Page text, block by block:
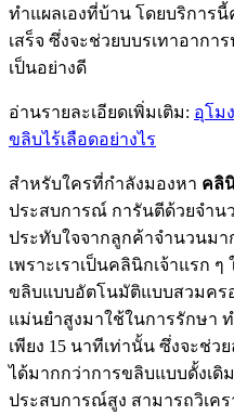
ทำแผลเองที่บ้าน โดยบริการ
เสร็จ ซึ่งจะช่วยบบรเทาอาก
เป็นอย่างดี
อ่านรายละเอียดเพิ่มเติม: อุโม
ขลิบไร้เลือดอย่างไร
สำหรับใครที่กำลังมองหา คลิ
ประสบการณ์ การันตีด้วยจำน
ประทับใจจากลูกค้าจำนวนมา
เพราะเราเป็นคลินิกเจ้าแรก
ขลิบแบบอัตโนมัติแบบสวมคร
แม่นยำสูงมาใช้ในการรักษา
เพียง 15 นาทีเท่านั้น ซึ่งจะช่ว
ได้มากกว่าการขลิบแบบดั้งเ
ประสบการณ์สูง สามารถวิเค